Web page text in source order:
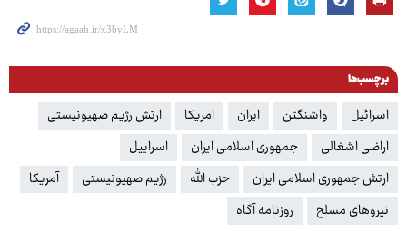
برچسب‌ها
اسرائیل واشنگتن ایران امریکا
ارتش رژیم صهیونیستی
اراضی اشغالی
جمهوری اسلامی ایران
اسراییل
ارتش جمهوری اسلامی ایران
حزب الله رژیم صهیونیستی
آمریکا
نیروهای مسلح
روزنامه آگاه